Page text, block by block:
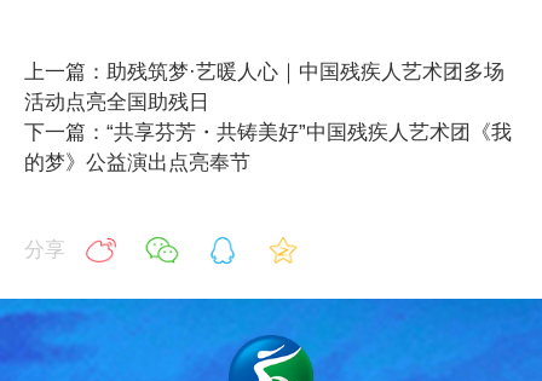
上一篇：助残筑梦·艺暖人心｜中国残疾人艺术团多场
活动点亮全国助残日
下一篇：“共享芬芳・共铸美好”中国残疾人艺术团《我
的梦》公益演出点亮奉节
分享